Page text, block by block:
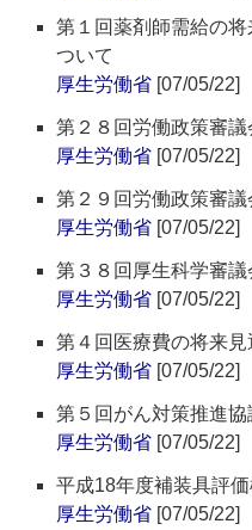
第１回薬剤師需給の
ついて
厚生労働省 [07/05/22]
第２８回労働政策審
厚生労働省 [07/05/22]
第２９回労働政策審
厚生労働省 [07/05/22]
第３８回厚生科学審
厚生労働省 [07/05/22]
第４回医療費の将来
厚生労働省 [07/05/22]
第５回がん対策推進
厚生労働省 [07/05/22]
平成18年度補装具評
厚生労働省 [07/05/22]